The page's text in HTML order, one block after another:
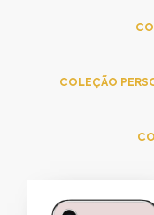
COLEÇÃO